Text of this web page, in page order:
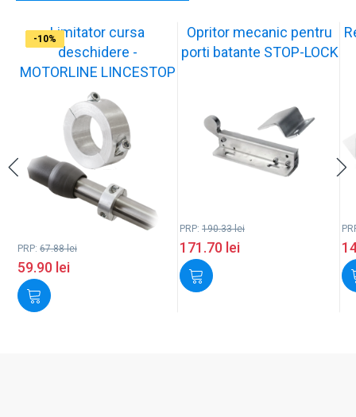
-12%Limitator cursa
deschidere -
MOTORLINE LINCESTOP
PRP: 67.88lei
59.90 lei
-10%
Opritor mecanic pentru
porti batante STOP-LOCK
PRP: 190.33lei
171.70 lei
-10%
-11%
-10%
-11%
-9%
-10%
-10%
-10%